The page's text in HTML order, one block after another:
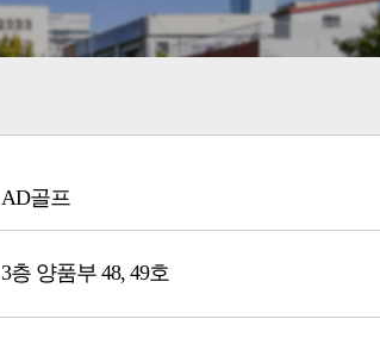
AD골프
3층 양품부 48, 49호